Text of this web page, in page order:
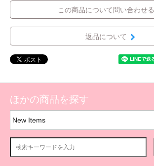
この商品について問い合わせる
返品について
ほかの商品を探す